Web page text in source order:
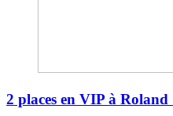
2 places en VIP à